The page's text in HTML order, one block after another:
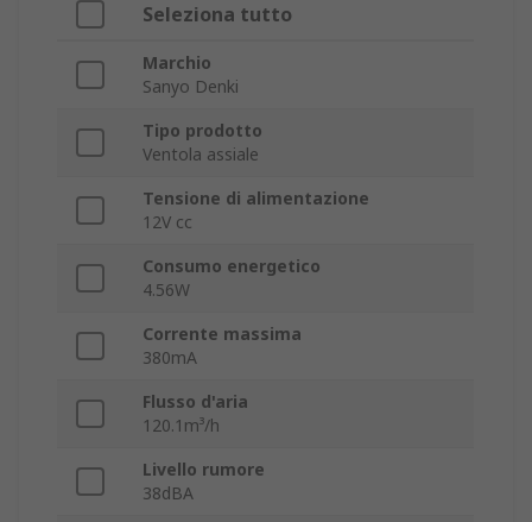
Seleziona tutto
Marchio
Sanyo Denki
Tipo prodotto
Ventola assiale
Tensione di alimentazione
12V cc
Consumo energetico
4.56W
Corrente massima
380mA
Flusso d'aria
120.1m³/h
Livello rumore
38dBA